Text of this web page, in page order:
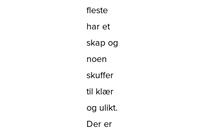
fleste
har et
skap og
noen
skuffer
til klær
og ulikt.
Der er